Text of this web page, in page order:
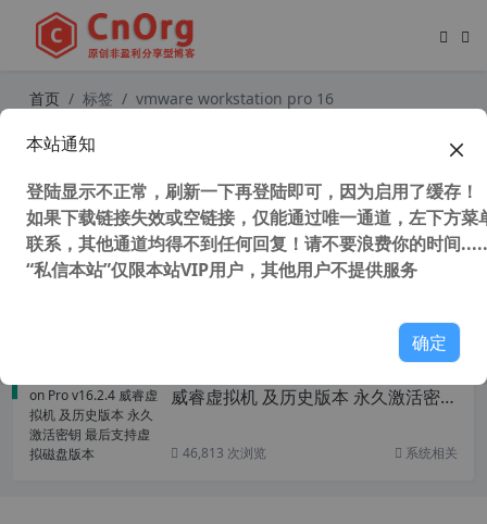
首页 标签 vmware workstation pro 16
VMWare虚拟机 VMware Workstati
11系统
威睿虚拟机 及历史版本 永久激活密钥
46,813 次浏览 系统相关
本站通知
登陆显示不正常，刷新一下再登陆即可，因为启用了缓存！
如果下载链接失效或空链接，仅能通过唯一通道，左下方菜
联系，其他通道均得不到任何回复！请不要浪费你的时间
“私信本站”仅限本站VIP用户，其他用户不提供服务
确定